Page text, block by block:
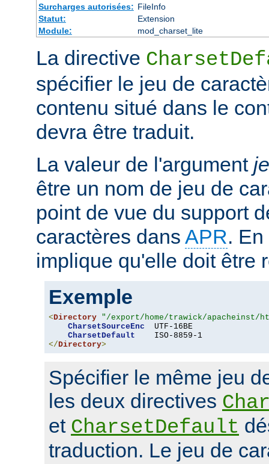
Surcharges autorisées: FileInfo
Statut:
Extension
Module:
mod_charset_lite
La directive
spécifier le jeu de
contenu situé dans le
devra être traduit.
La valeur de l'argument
être un nom de jeu de
point de vue du support
caractères dans APR.
implique qu'elle doit être
Exemple
<Directory "/export/home/trawick/apacheinst/
CharsetSourceEnc
  UTF-16BE
CharsetDefault
</Directory>
Spécifier le même jeu
les deux directives
et CharsetDefault
traduction. Le jeu de